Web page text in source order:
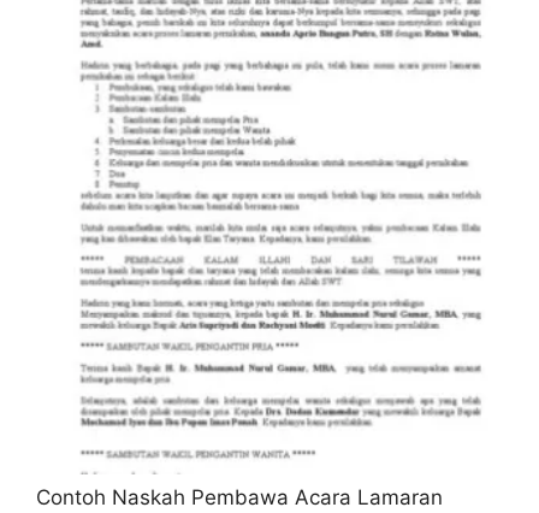
Contoh Naskah Pembawa Acara Lamaran